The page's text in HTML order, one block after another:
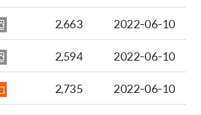
2,663
2022-06-10
2,594
2022-06-10
2,735
2022-06-10